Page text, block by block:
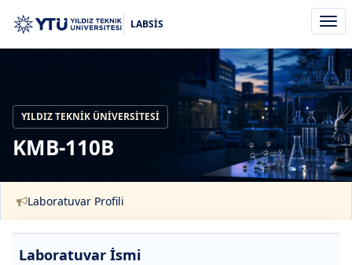
aç/
LABSİS
YILDIZ TEKNIK ÜNIVERSITESI
KMB-110B
Laboratuvar Profili
Laboratuvar İsmi